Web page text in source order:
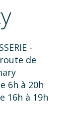
-
route de
6h à 20h
16h à 19h